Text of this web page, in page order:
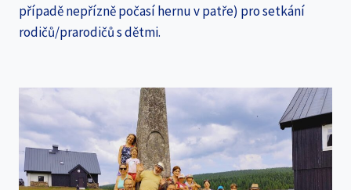
případě nepřízně počasí hernu v patře) pro setkání
rodičů/prarodičů s dětmi.